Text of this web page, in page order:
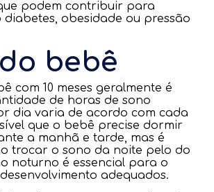
podem contribuir para
diabetes, obesidade ou pressão
bebê
com 10 meses geralmente é
de horas de sono
dia varia de acordo com cada
que o bebê precise dormir
a manhã e tarde, mas é
trocar o sono da noite pelo do
noturno é essencial para o
adequados.